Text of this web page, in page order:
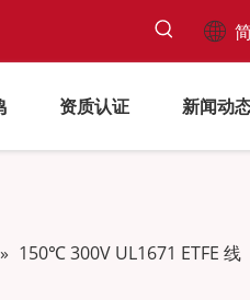
资质认证 新闻动
» 150℃ 300V UL1671 ETFE 线